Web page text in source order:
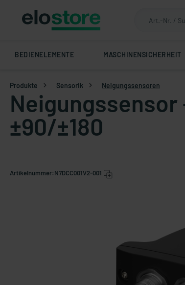
BEDIENELEMENTE MASCHINENSICHERHEIT
Produkte Sensorik Neigungssensoren
Neigungssensor
±90/±180
Artikelnummer:N7DCC001V2-001